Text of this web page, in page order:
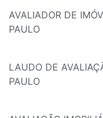
AVALIADOR DE
PAULO
LAUDO DE
PAULO